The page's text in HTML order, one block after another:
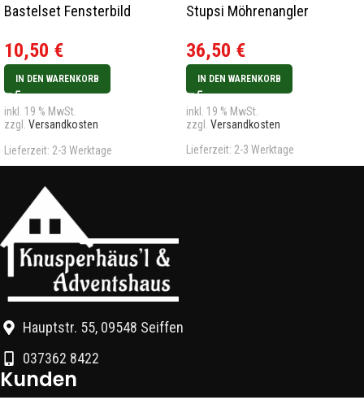
Bastelset Fensterbild
10,50 €
IN DEN WARENKORB
inkl. 19 % MwSt.
zzgl. Versandkosten
Lieferzeit: 2-3 Werktage
Stupsi Möhrenangler
36,50 €
IN DEN WARENKORB
inkl. 19 % MwSt.
zzgl. Versandkosten
Lieferzeit: 2-3 Werktage
Hauptstr. 55, 09548 Seiffen
037362 8422
Kunden